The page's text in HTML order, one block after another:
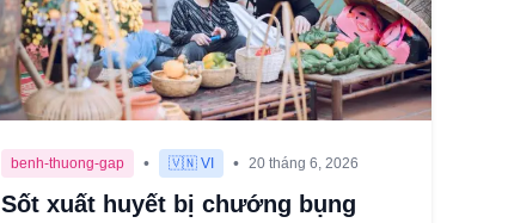
benh-thuong-gap • 🇻🇳 VI • 20 tháng 6, 2026
Sốt xuất huyết bị chướng bụng